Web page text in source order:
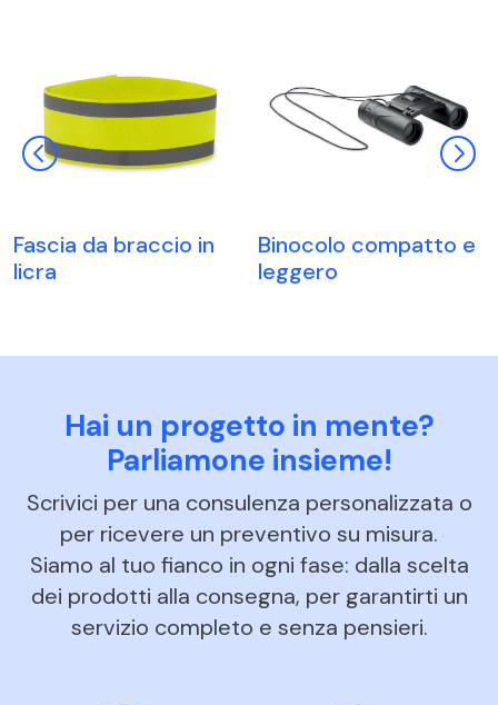
Fascia da braccio in
licra
Binocolo compatto e
leggero
Hai un progetto in mente?
Parliamone insieme!
Scrivici per una consulenza personalizzata o
per ricevere un preventivo su misura.
Siamo al tuo fianco in ogni fase: dalla scelta
dei prodotti alla consegna, per garantirti un
servizio completo e senza pensieri.